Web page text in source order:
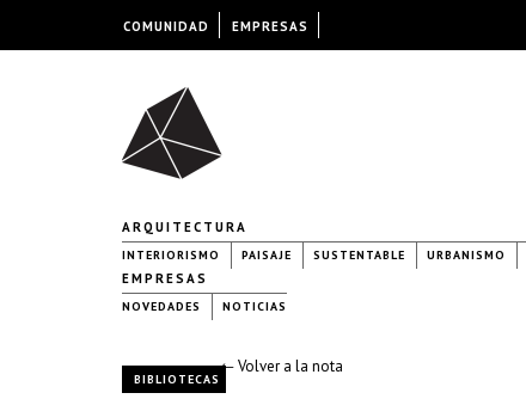
ARQUITECTURA
INTERIORISMO PAISAJE SUSTENTABLE URBANISMO
EMPRESAS
NOVEDADES NOTICIAS
← Volver a la nota
BIBLIOTECAS
COMUNIDAD EMPRESAS